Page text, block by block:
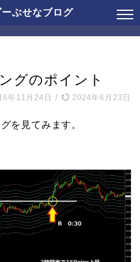
ぶせなブログ
グのポイント
年11月24日 / 2024年6月23日
を見てみます。